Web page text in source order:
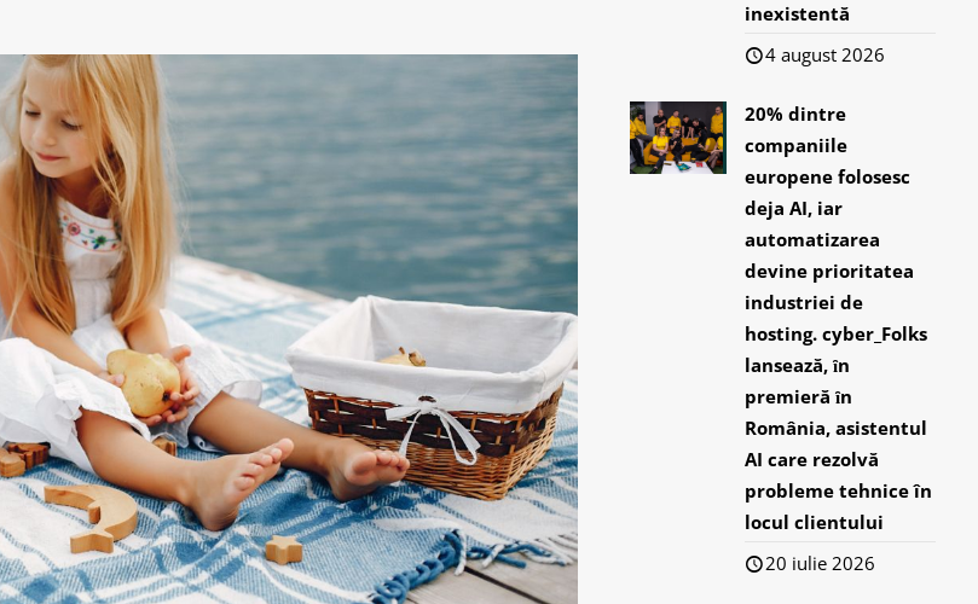
inexistentă
4 august 2026
20% dintre
companiile
europene folosesc
deja AI, iar
automatizarea
devine prioritatea
industriei de
hosting. cyber_Folks
lansează, ȋn
premieră ȋn
România, asistentul
AI care rezolvă
probleme tehnice în
locul clientului
20 iulie 2026